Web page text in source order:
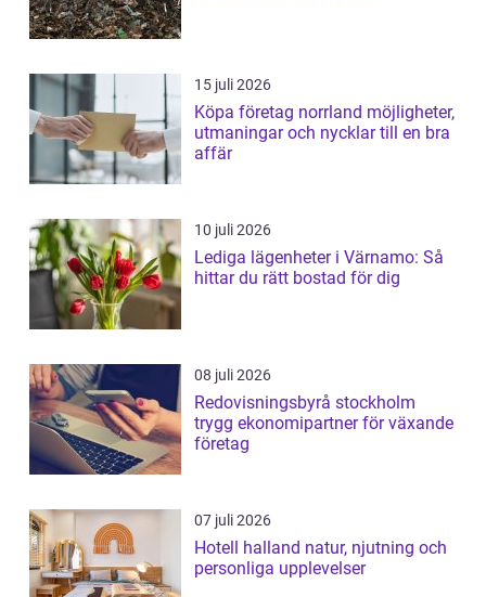
15 juli 2026
Köpa företag norrland möjligheter,
utmaningar och nycklar till en bra
affär
10 juli 2026
Lediga lägenheter i Värnamo: Så
hittar du rätt bostad för dig
08 juli 2026
Redovisningsbyrå stockholm
trygg ekonomipartner för växande
företag
07 juli 2026
Hotell halland natur, njutning och
personliga upplevelser